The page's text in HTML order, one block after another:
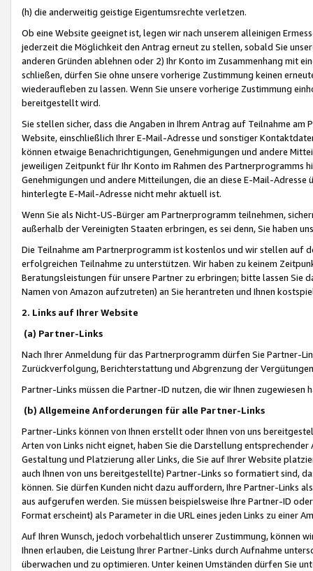
(h) die anderweitig geistige Eigentumsrechte verletzen.
Ob eine Website geeignet ist, legen wir nach unserem alleinigen
jederzeit die Möglichkeit den Antrag erneut zu stellen, sobald Sie
anderen Gründen ablehnen oder 2) Ihr Konto im Zusammenhang mit
schließen, dürfen Sie ohne unsere vorherige Zustimmung keinen
wiederaufleben zu lassen. Wenn Sie unsere vorherige Zustimmung
bereitgestellt wird.
Sie stellen sicher, dass die Angaben in Ihrem Antrag auf Teilnahme
Website, einschließlich Ihrer E-Mail-Adresse und sonstiger
können etwaige Benachrichtigungen, Genehmigungen und andere
jeweiligen Zeitpunkt für Ihr Konto im Rahmen des Partnerprogramms
Genehmigungen und andere Mitteilungen, die an diese E-Mail-
hinterlegte E-Mail-Adresse nicht mehr aktuell ist.
Wenn Sie als Nicht-US-Bürger am Partnerprogramm teilnehmen,
außerhalb der Vereinigten Staaten erbringen, es sei denn, Sie haben
Die Teilnahme am Partnerprogramm ist kostenlos und wir stellen auf
erfolgreichen Teilnahme zu unterstützen. Wir haben zu keinem
Beratungsleistungen für unsere Partner zu erbringen; bitte lassen Sie
Namen von Amazon aufzutreten) an Sie herantreten und Ihnen
2. Links auf Ihrer Website
(a) Partner-Links
Nach Ihrer Anmeldung für das Partnerprogramm dürfen Sie Partner-
Zurückverfolgung, Berichterstattung und Abgrenzung der
Partner-Links müssen die Partner-ID nutzen, die wir Ihnen zugewiesen
(b) Allgemeine Anforderungen für alle Partner-Links
Partner-Links können von Ihnen erstellt oder Ihnen von uns
Arten von Links nicht eignet, haben Sie die Darstellung
Gestaltung und Platzierung aller Links, die Sie auf Ihrer Website
auch Ihnen von uns bereitgestellte) Partner-Links so formatiert sind,
können. Sie dürfen Kunden nicht dazu auffordern, Ihre Partner-Links
aus aufgerufen werden. Sie müssen beispielsweise Ihre Partner-ID
Format erscheint) als Parameter in die URL eines jeden Links zu einer
Auf Ihren Wunsch, jedoch vorbehaltlich unserer Zustimmung, können
Ihnen erlauben, die Leistung Ihrer Partner-Links durch Aufnahme
überwachen und zu optimieren. Unter keinen Umständen dürfen Sie